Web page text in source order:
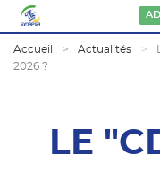
Accueil Actualités
2026 ?
LE